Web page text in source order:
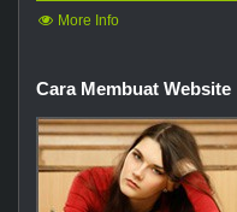
More Info
Cara Membuat Website